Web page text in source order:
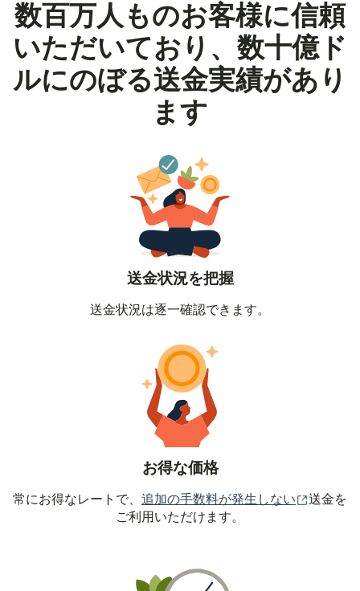
数百万人ものお客様に信頼
いただいており、数十億ド
ルにのぼる送金実績があり
ます
送金状況を把握
送金状況は逐一確認できます。
お得な価格
常にお得なレートで、 追加の手数料が発生しない （別ウ
送金を
ご利用いただけます。